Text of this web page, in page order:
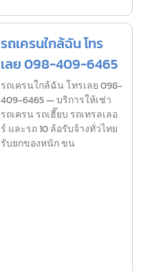
รถเครนใกล้ฉัน โทร
เลย 098-409-6465
รถเครนใกล้ฉัน โทรเลย 098-
409-6465 — บริการให้เช่า
รถเครน รถเฮี๊ยบ รถเทรลเลอ
ร์ และรถ 10 ล้อรับจ้างทั่วไทย
รับยกของหนัก ขน